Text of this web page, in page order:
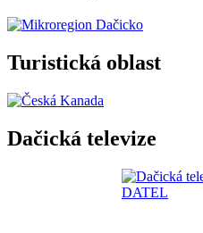
Turistická oblast
Dačická televize